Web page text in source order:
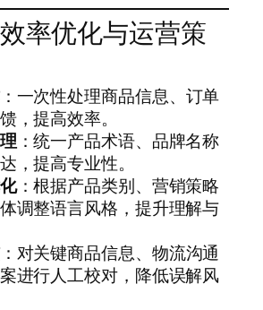
率优化与运营策
：一次性处理商品信息、订单
，提高效率。
：统一产品术语、品牌名称
，提高专业性。
：根据产品类别、营销策略
调整语言风格，提升理解与
：对关键商品信息、物流沟通
进行人工校对，降低误解风